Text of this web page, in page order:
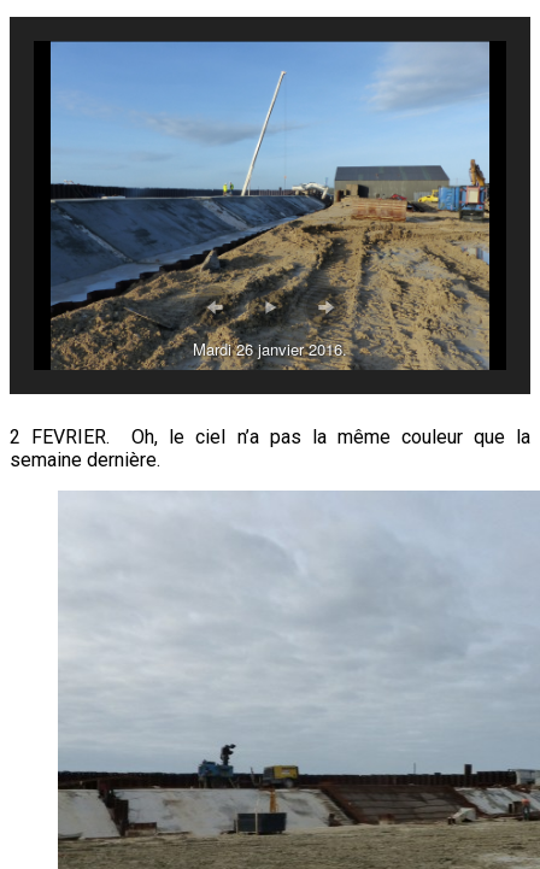
Mardi 26 janvier 2016.
2 FEVRIER. Oh, le ciel n’a pas la même couleur que la
semaine dernière.